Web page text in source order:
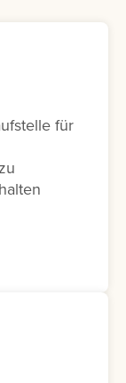
für